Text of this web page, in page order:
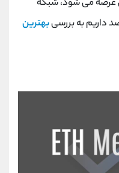
عرضه می شود، شبکه
داریم به بررسیبهترین